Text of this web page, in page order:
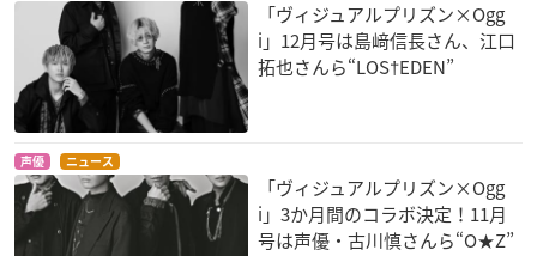
「ヴィジュアルプリズン×Ogg
i」12月号は島﨑信長さん、江口
拓也さんら“LOS†EDEN”
声優 ニュース
「ヴィジュアルプリズン×Ogg
i」3か月間のコラボ決定！11月
号は声優・古川慎さんら“O★Z”